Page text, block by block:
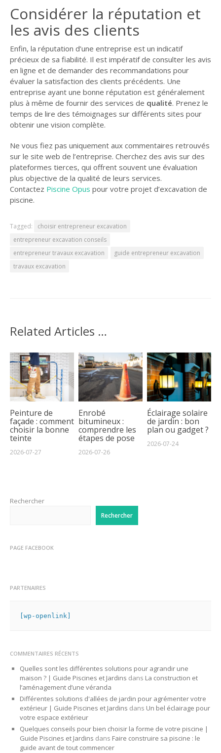
Considérer la réputation et
les avis des clients
Enfin, la réputation d’une entreprise est un indicatif
précieux de sa fiabilité. Il est impératif de consulter les avis
en ligne et de demander des recommandations pour
évaluer la satisfaction des clients précédents. Une
entreprise ayant une bonne réputation est généralement
plus à même de fournir des services de qualité. Prenez le
temps de lire des témoignages sur différents sites pour
obtenir une vision complète.
Ne vous fiez pas uniquement aux commentaires retrouvés
sur le site web de l’entreprise. Cherchez des avis sur des
plateformes tierces, qui offrent souvent une évaluation
plus objective de la qualité de leurs services.
Contactez Piscine Opus pour votre projet d’excavation de
piscine.
Tagged:
choisir entrepreneur excavation
entrepreneur excavation conseils
entrepreneur travaux excavation
guide entrepreneur excavation
travaux excavation
Related Articles …
Peinture de
façade : comment
choisir la bonne
teinte
2026-07-27
Enrobé
bitumineux :
comprendre les
étapes de pose
2026-07-26
Éclairage solaire
de jardin : bon
plan ou gadget ?
2026-07-24
Rechercher
Rechercher
PAGE FACEBOOK
PARTENAIRES
[wp-openlink]
COMMENTAIRES RÉCENTS
Quelles sont les différentes solutions pour agrandir une
maison ? | Guide Piscines et Jardins dans La construction et
l’aménagement d’une véranda
Différentes solutions d'allées de jardin pour agrémenter votre
extérieur | Guide Piscines et Jardins dans Un bel éclairage pour
votre espace extérieur
Quelques conseils pour bien choisir la forme de votre piscine |
Guide Piscines et Jardins dans Faire construire sa piscine : le
guide avant de tout commencer